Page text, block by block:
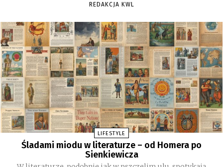
REDAKCJA KWL
LIFESTYLE
Śladami miodu w literaturze – od Homera po
Sienkiewicza